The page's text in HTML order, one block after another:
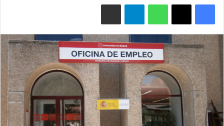
فيسبوك‫X واتساب تيلقرام مشاركة عبر البريد